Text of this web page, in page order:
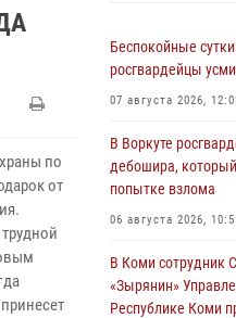
по
от
Беспокойные
росгвардейцы
07 августа 2026,
В Воркуте
дебошира,
попытке взлома
06 августа 2026,
В Коми сотрудник
«Зырянин»
Республике Коми